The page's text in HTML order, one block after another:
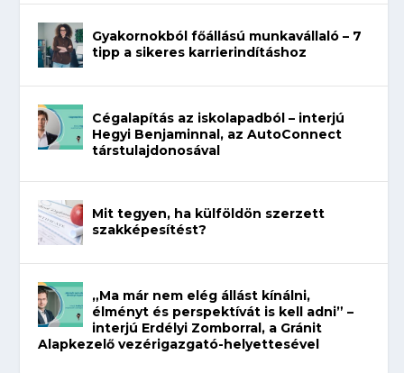
Gyakornokból főállású munkavállaló – 7
tipp a sikeres karrierindításhoz
Cégalapítás az iskolapadból – interjú
Hegyi Benjaminnal, az AutoConnect
társtulajdonosával
Mit tegyen, ha külföldön szerzett
szakképesítést?
„Ma már nem elég állást kínálni,
élményt és perspektívát is kell adni” –
interjú Erdélyi Zomborral, a Gránit
Alapkezelő vezérigazgató-helyettesével